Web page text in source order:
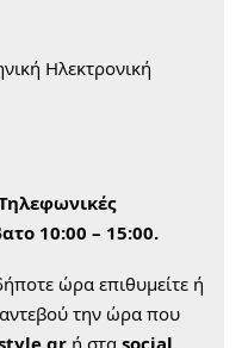
Ηλεκτρονική
10:00 – 15:00.
ώρα επιθυμείτε ή
την ώρα που